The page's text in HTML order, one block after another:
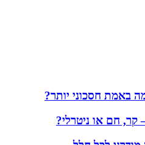
באמת חסכוני יותר?
קר, חם או ניטרלי?